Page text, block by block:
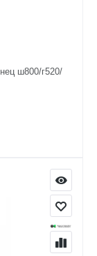
ш800/г520/